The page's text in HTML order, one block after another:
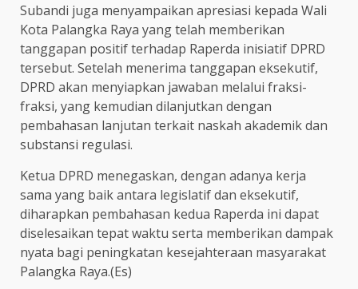
Subandi juga menyampaikan apresiasi kepada Wali
Kota Palangka Raya yang telah memberikan
tanggapan positif terhadap Raperda inisiatif DPRD
tersebut. Setelah menerima tanggapan eksekutif,
DPRD akan menyiapkan jawaban melalui fraksi-
fraksi, yang kemudian dilanjutkan dengan
pembahasan lanjutan terkait naskah akademik dan
substansi regulasi.
Ketua DPRD menegaskan, dengan adanya kerja
sama yang baik antara legislatif dan eksekutif,
diharapkan pembahasan kedua Raperda ini dapat
diselesaikan tepat waktu serta memberikan dampak
nyata bagi peningkatan kesejahteraan masyarakat
Palangka Raya.(Es)